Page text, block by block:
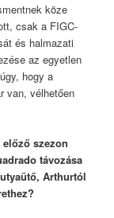
köze
csak a FIGC-
és halmazati
az egyetlen
hogy a
van, vélhetően
előző szezon
távozása
Arthurtól